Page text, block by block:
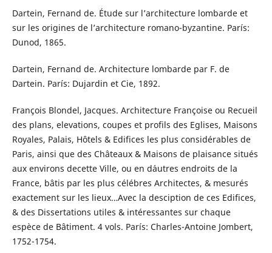
Dartein, Fernand de. Étude sur l’architecture lombarde et
sur les origines de l’architecture romano-byzantine. París:
Dunod, 1865.
Dartein, Fernand de. Architecture lombarde par F. de
Dartein. París: Dujardin et Cie, 1892.
François Blondel, Jacques. Architecture Françoise ou Recueil
des plans, elevations, coupes et profils des Eglises, Maisons
Royales, Palais, Hôtels & Edifices les plus considérables de
Paris, ainsi que des Châteaux & Maisons de plaisance situés
aux environs decette Ville, ou en d´autres endroits de la
France, bâtis par les plus célébres Architectes, & mesurés
exactement sur les lieux…Avec la desciption de ces Edifices,
& des Dissertations utiles & intéressantes sur chaque
espèce de Bâtiment. 4 vols. París: Charles-Antoine Jombert,
1752-1754.